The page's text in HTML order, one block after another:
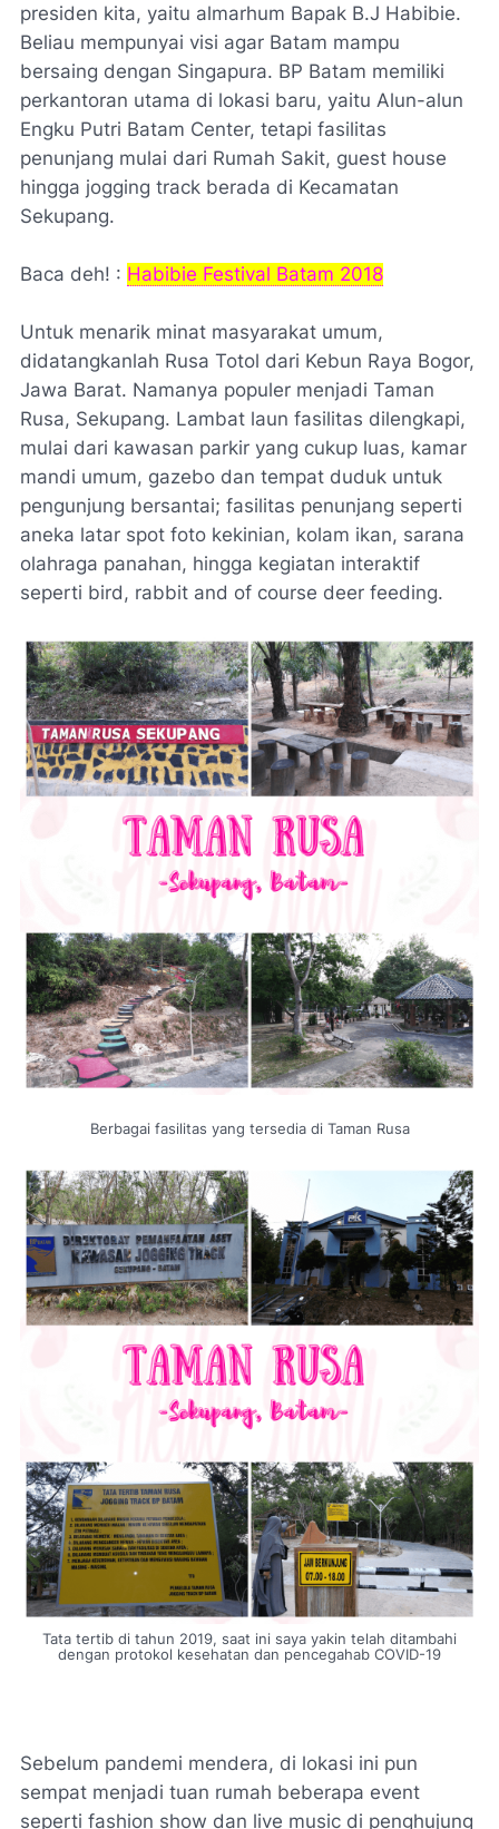
presiden kita, yaitu almarhum Bapak B.J Habibie.
Beliau mempunyai visi agar Batam mampu
bersaing dengan Singapura. BP Batam memiliki
perkantoran utama di lokasi baru, yaitu Alun-alun
Engku Putri Batam Center, tetapi fasilitas
penunjang mulai dari Rumah Sakit, guest house
hingga jogging track berada di Kecamatan
Sekupang.
Baca deh! : Habibie Festival Batam 2018
Untuk menarik minat masyarakat umum,
didatangkanlah Rusa Totol dari Kebun Raya Bogor,
Jawa Barat. Namanya populer menjadi Taman
Rusa, Sekupang. Lambat laun fasilitas dilengkapi,
mulai dari kawasan parkir yang cukup luas, kamar
mandi umum, gazebo dan tempat duduk untuk
pengunjung bersantai; fasilitas penunjang seperti
aneka latar spot foto kekinian, kolam ikan, sarana
olahraga panahan, hingga kegiatan interaktif
seperti bird, rabbit and of course deer feeding.
Berbagai fasilitas yang tersedia di Taman Rusa
Tata tertib di tahun 2019, saat ini saya yakin telah ditambahi
dengan protokol kesehatan dan pencegahab COVID-19
Sebelum pandemi mendera, di lokasi ini pun
sempat menjadi tuan rumah beberapa event
seperti fashion show dan live music di penghujung